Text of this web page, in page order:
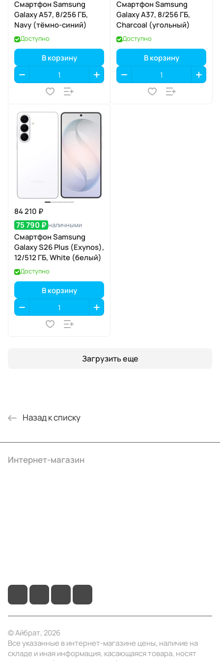
Смартфон Samsung
Galaxy A57, 8/256 ГБ,
Navy (тёмно-синий)
Доступно
В корзину
Смартфон Samsung
Galaxy A37, 8/256 ГБ,
Charcoal (угольный)
Доступно
В корзину
84 210 ₽
75 790 ₽ наличными
Смартфон Samsung
Galaxy S26 Plus (Exynos),
12/512 ГБ, White (белый)
Доступно
В корзину
Загрузить еще
Назад к списку
Интернет-магазин
© Айбрат, 2026
Все указанные в интернет-магазине цены, наличие на
складе и иная информация, касающаяся товара, носят